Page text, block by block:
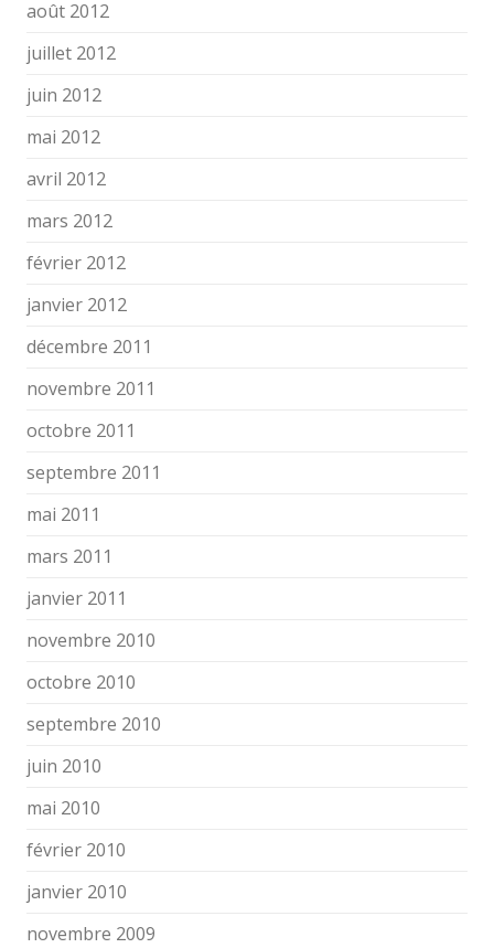
août 2012
juillet 2012
juin 2012
mai 2012
avril 2012
mars 2012
février 2012
janvier 2012
décembre 2011
novembre 2011
octobre 2011
septembre 2011
mai 2011
mars 2011
janvier 2011
novembre 2010
octobre 2010
septembre 2010
juin 2010
mai 2010
février 2010
janvier 2010
novembre 2009